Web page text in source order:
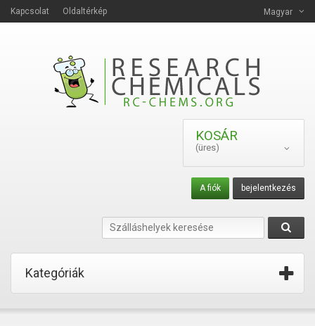
Magyar
Kapcsolat Oldaltérkép
KOSÁR
(üres)
bejelentkezés
A fiók
Kategóriák